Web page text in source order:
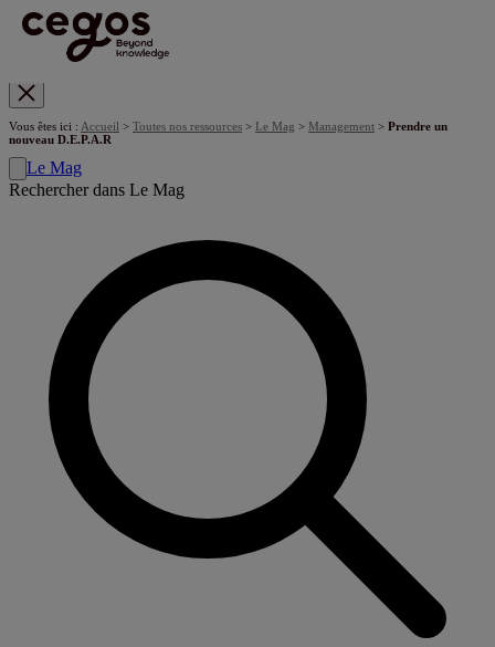
Vous êtes ici : Accueil > Toutes nos ressources > Le Mag > Management > Prendre un
nouveau D.E.P.A.R
Le Mag
Rechercher dans Le Mag